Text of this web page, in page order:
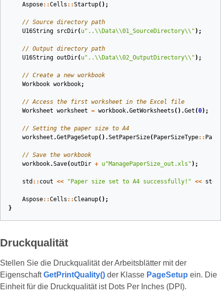
Aspose::Cells ::Startup();
// Source directory path
U16String srcDir( u"..\\ Data\\01_SourceDirectory\\ " ) ;
// Output directory path
U16String outDir( u"..\\ Data\\02_OutputDirectory\\ " ) ;
// Create a new workbook
Workbook workbook;
// Access the first worksheet in the Excel file
Worksheet worksheet = workbook.GetWorksheets ().Get (0);
// Setting the paper size to A4
worksheet .GetPageSetup().SetPaperSize( PaperSizeType::
// Save the workbook
workbook.Save(outDir + u"ManagePaperSize_out.xls" );
std :: cout << "Paper size set to A4 successfully!" << std
Aspose::Cells ::Cleanup();
}
Druckqualität
Stellen Sie die Druckqualität der Arbeitsblätter mit der
EigenschaftGetPrintQuality() der Klasse PageSetup ein. Die
Einheit für die Druckqualität ist Dots Per Inches (DPI).